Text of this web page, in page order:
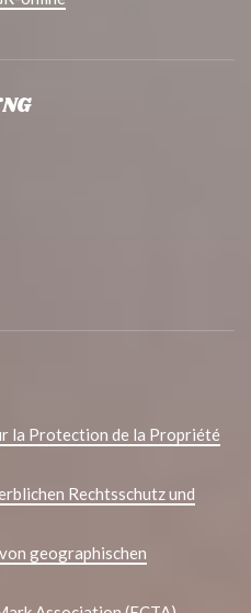
la Protection de la Propriété
Rechtsschutz und
geographischen